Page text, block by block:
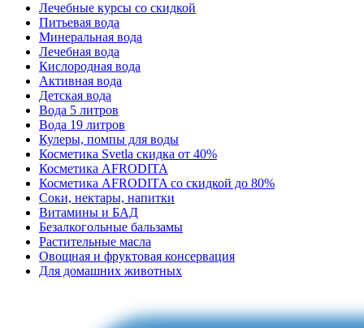
Лечебные курсы со скидкой
Питьевая вода
Минеральная вода
Лечебная вода
Кислородная вода
Активная вода
Детская вода
Вода 5 литров
Вода 19 литров
Кулеры, помпы для воды
Косметика Svetla скидка от 40%
Косметика AFRODITA
Косметика AFRODITA со скидкой до 80%
Соки, нектары, напитки
Витамины и БАД
Безалкогольные бальзамы
Растительные масла
Овощная и фруктовая консервация
Для домашних животных